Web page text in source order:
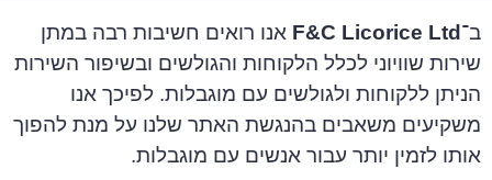
ב־F&C Licorice Ltd אנו רואים חשיבות רבה במתן
שירות שוויוני לכלל הלקוחות והגולשים ובשיפור השירות
הניתן ללקוחות ולגולשים עם מוגבלות. לפיכך אנו
משקיעים משאבים בהנגשת האתר שלנו על מנת להפוך
אותו לזמין יותר עבור אנשים עם מוגבלות.